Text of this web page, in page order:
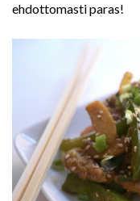
ehdottomasti paras!